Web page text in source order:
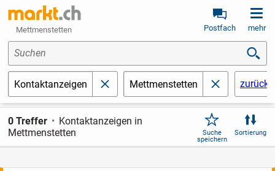
Mettmenstetten Postfach mehr
Suchen
Kontaktanzeigen schließenMettmenstetten schließen
0 Treffer
Kontaktanzeigen in
Mettmenstetten
Suche
speichern
Sortierung